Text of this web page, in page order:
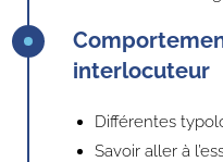
interlocuteur
Différentes
Savoir aller à